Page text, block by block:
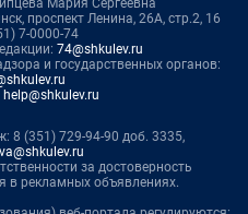
проспект Ленина, 26А, стр.2, 16
7-0000-74
74@shkulev.ru
и государственных органов:
help@shkulev.ru
8 (351) 729-94-90 доб. 3335,
за достоверность
в рекламных объявлениях.